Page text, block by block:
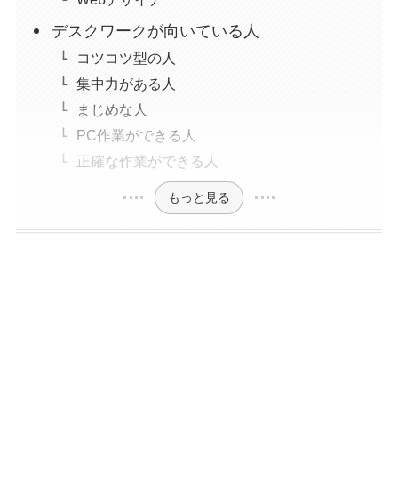
デスクワークが向いている人
コツコツ型の人
集中力がある人
まじめな人
PC作業ができる人
正確な作業ができる人
もっと見る